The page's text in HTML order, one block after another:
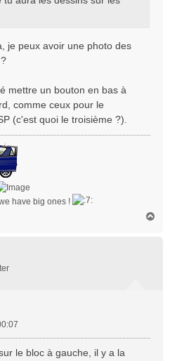
je peux avoir une photo des
mettre un bouton en bas à
comme ceux pour le
(c'est quoi le troisième ?).
have big ones !
le bloc à gauche, il y a la